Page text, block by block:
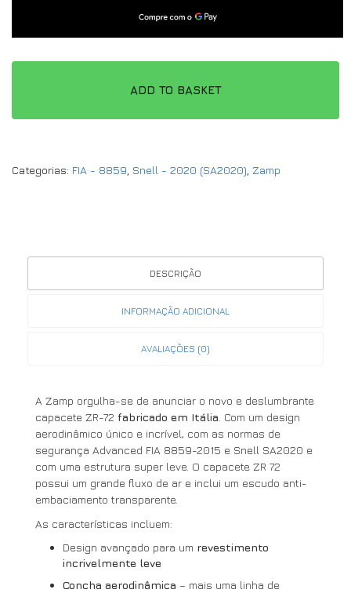
ADD TO BASKET
Categorias: FIA - 8859 Snell - 2020 (SA2020) Zamp
DESCRIÇÃO
INFORMAÇÃO ADICIONAL
AVALIAÇÕES (0)
A Zamp orgulha-se de anunciar o novo e deslumbrante
capacete ZR-72 fabricado em Itália . Com um design
aerodinâmico único e incrível, com as normas de
segurança Advanced FIA 8859-2015 e Snell SA2020 e
com uma estrutura super leve. O capacete ZR 72
possui um grande fluxo de ar e inclui um escudo anti-
embaciamento transparente.
As características incluem:
Design avançado para um revestimento
incrivelmente leve
Concha aerodinâmica – mais uma linha de